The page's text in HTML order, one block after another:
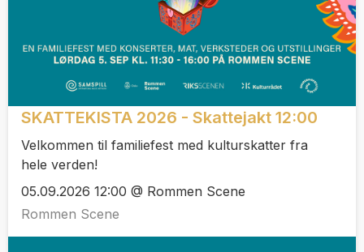
SKATTEKISTA 2026 - Skattejakt 12:00
Velkommen til familiefest med kulturskatter fra
hele verden!
05.09.2026 12:00 @ Rommen Scene
Rommen Scene